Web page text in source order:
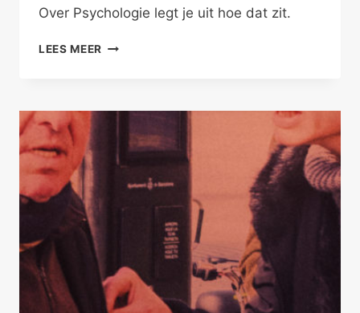
Over Psychologie legt je uit hoe dat zit.
LEES MEER ZELFBEELD